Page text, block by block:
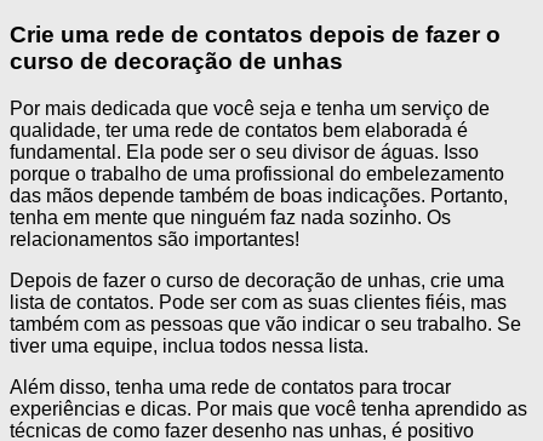
Crie uma rede de contatos depois de fazer o
curso de decoração de unhas
Por mais dedicada que você seja e tenha um serviço de
qualidade, ter uma rede de contatos bem elaborada é
fundamental. Ela pode ser o seu divisor de águas. Isso
porque o trabalho de uma profissional do embelezamento
das mãos depende também de boas indicações. Portanto,
tenha em mente que ninguém faz nada sozinho. Os
relacionamentos são importantes!
Depois de fazer o curso de decoração de unhas, crie uma
lista de contatos. Pode ser com as suas clientes fiéis, mas
também com as pessoas que vão indicar o seu trabalho. Se
tiver uma equipe, inclua todos nessa lista.
Além disso, tenha uma rede de contatos para trocar
experiências e dicas. Por mais que você tenha aprendido as
técnicas de como fazer desenho nas unhas, é positivo